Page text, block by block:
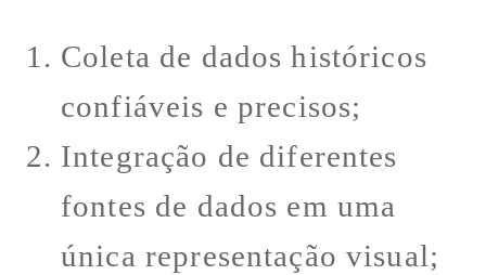
Coleta de dados históricos
confiáveis e precisos;
Integração de diferentes
fontes de dados em uma
única representação visual;